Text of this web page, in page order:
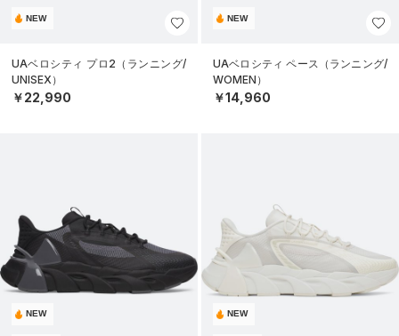
NEW
UAベロシティ プロ2（ランニング/
UNISEX）
￥22,990
NEW
UAベロシティ ペース（ランニング/
WOMEN）
￥14,960
NEW NEW